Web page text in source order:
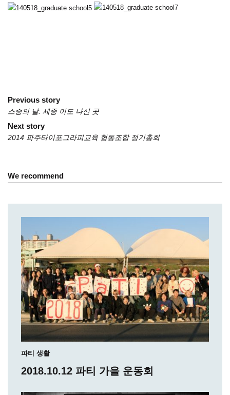
navigation
Previous story
스승의 날. 세종 이도 나신 곳
Next story
2014 파주타이포그라피교육 협동조합 정기총회
We recommend
파티 생활
2018.10.12 파티 가을 운동회